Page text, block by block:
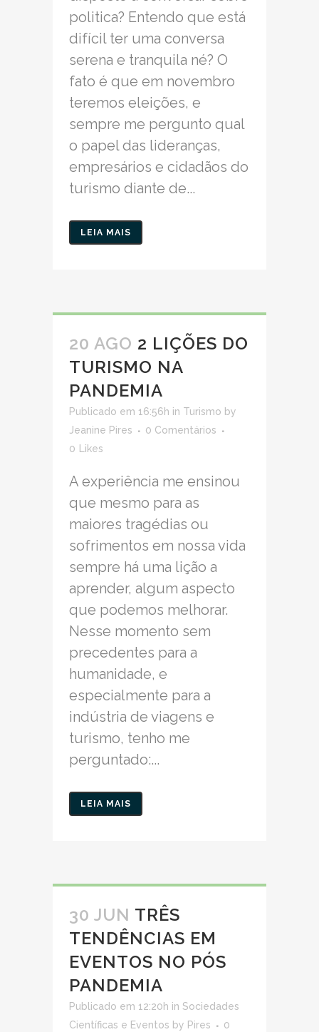
politica? Entendo que está
difícil ter uma conversa
serena e tranquila né? O
fato é que em novembro
teremos eleições, e
sempre me pergunto qual
o papel das lideranças,
empresários e cidadãos do
turismo diante de...
LEIA MAIS
20 AGO 2 LIÇÕES DO
TURISMO NA
PANDEMIA
Publicado em 16:56h in Turismo by
Jeanine Pires
0 Comentários
0
Likes
A experiência me ensinou
que mesmo para as
maiores tragédias ou
sofrimentos em nossa vida
sempre há uma lição a
aprender, algum aspecto
que podemos melhorar.
Nesse momento sem
precedentes para a
humanidade, e
especialmente para a
indústria de viagens e
turismo, tenho me
perguntado:...
LEIA MAIS
30 JUN TRÊS
TENDÊNCIAS EM
EVENTOS NO PÓS
PANDEMIA
Publicado em 12:20h in Sociedades
Científicas e Eventos by Pires
0